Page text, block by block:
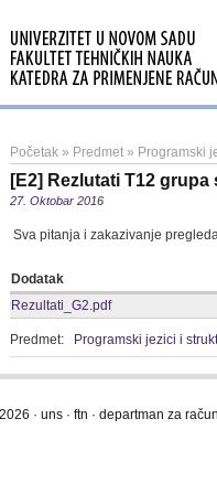
Početak » Predmet » Programski
[E2] Rezlutati T12 grupa
27. Oktobar 2016
Sva pitanja i zakazivanje
Dodatak
Rezultati_G2.pdf
Predmet: Programski jezici i
· uns · ftn · departman za